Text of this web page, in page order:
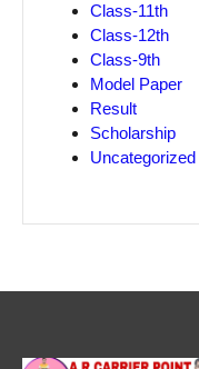
Class-11th
Class-12th
Class-9th
Model Paper
Result
Scholarship
Uncategorized